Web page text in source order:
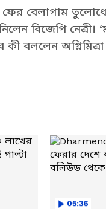
বেলাগাম
বিজেপি নেত্রী।
বললেন অগ্নিমিত্রা
05:36